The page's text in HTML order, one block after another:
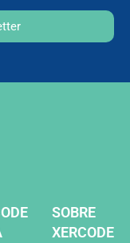
SOBRE
XERCODE